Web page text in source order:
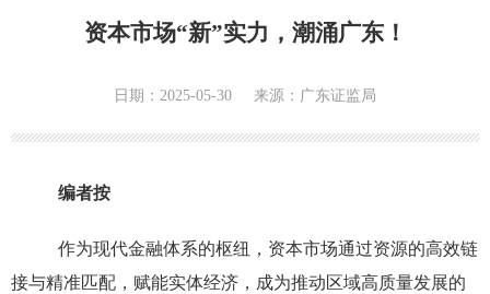
资本市场“新”实力，潮涌广东！
日期：2025-05-30 来源：广东证监局
编者按
作为现代金融体系的枢纽，资本市场通过资源的高效链
接与精准匹配，赋能实体经济，成为推动区域高质量发展的